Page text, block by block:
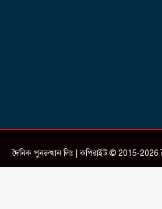
দৈনিক পুনরুত্থান লিঃ | কপিরাইট © 2015-2026